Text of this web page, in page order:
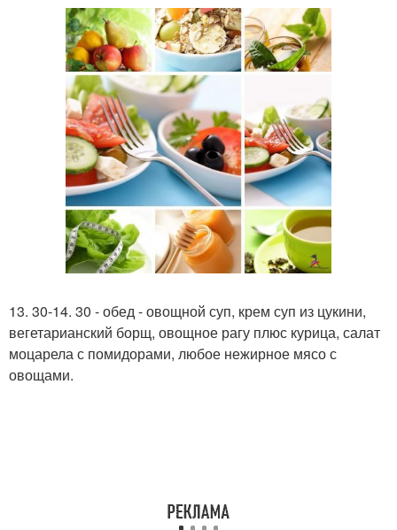
13. 30-14. 30 - обед - овощной суп, крем суп из цукини,
вегетарианский борщ, овощное рагу плюс курица, салат
моцарела с помидорами, любое нежирное мясо с
овощами.